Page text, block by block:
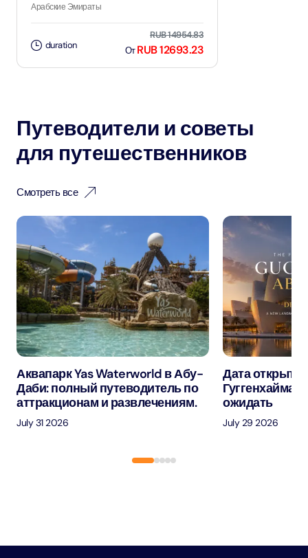
Арабские Эмираты
duration
RUB 14954.83
ОтRUB 12693.23
Путеводители и советы
для путешественников
Смотреть все
Аквапарк Yas Waterworld в Абу-
Даби: полный путеводитель по
аттракционам и развлечениям.
July 31 2026
Дата
Гуггенхайма
ожидать
July 29 2026